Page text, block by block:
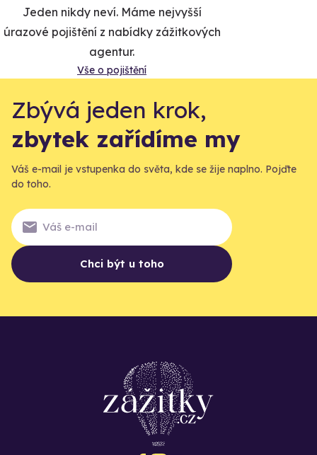
Jeden nikdy neví. Máme nejvyšší
úrazové pojištění z nabídky zážitkových
agentur.
Vše o pojištění
Zbývá jeden krok,
zbytek zařídíme my
Váš e-mail je vstupenka do světa, kde se žije naplno. Pojďte
do toho.
Chci být u toho